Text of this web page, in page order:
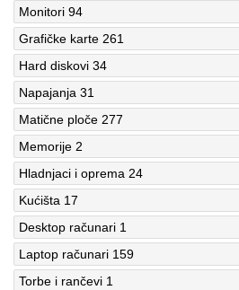
Monitori 94
Grafičke karte 261
Hard diskovi 34
Napajanja 31
Matične ploče 277
Memorije 2
Hladnjaci i oprema 24
Kućišta 17
Desktop računari 1
Laptop računari 159
Torbe i rančevi 1